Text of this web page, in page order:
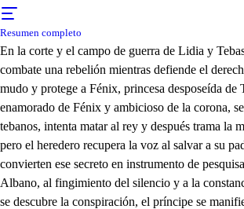
Resumen completo
En la corte y el campo de guerra de Lidia y
combate una rebelión mientras defiende el
mudo y protege a Fénix, princesa desposeída de
enamorado de Fénix y ambicioso de la corona,
tebanos, intenta matar al rey y después trama la
pero el heredero recupera la voz al salvar a su
convierten ese secreto en instrumento de
Albano, al fingimiento del silencio y a la
se descubre la conspiración, el príncipe se